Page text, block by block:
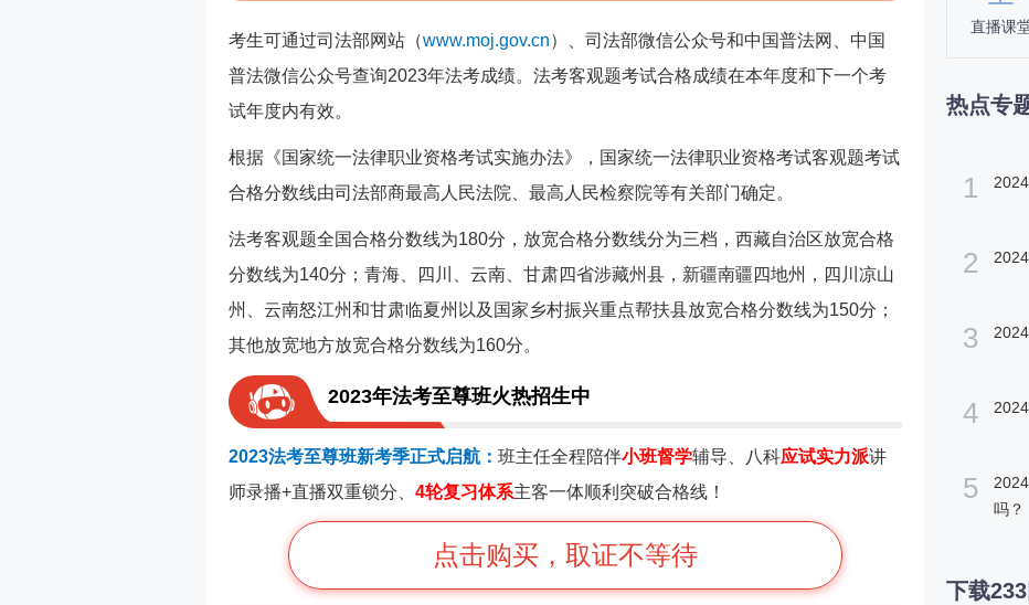
考生可通过司法部网站（www.moj.gov.cn）、司法部微信公众号和中国普法网、中国
普法微信公众号查询2023年法考成绩。法考客观题考试合格成绩在本年度和下一个考
试年度内有效。
根据《国家统一法律职业资格考试实施办法》，国家统一法律职业资格考试客观题考试
合格分数线由司法部商最高人民法院、最高人民检察院等有关部门确定。
法考客观题全国合格分数线为180分，放宽合格分数线分为三档，西藏自治区放宽合格
分数线为140分；青海、四川、云南、甘肃四省涉藏州县，新疆南疆四地州，四川凉山
州、云南怒江州和甘肃临夏州以及国家乡村振兴重点帮扶县放宽合格分数线为150分；
其他放宽地方放宽合格分数线为160分。
2023年法考至尊班火热招生中
2023法考至尊班新考季正式启航： 班主任全程陪伴小班督学辅导、八科应试实力派讲
师录播+直播双重锁分、 4轮复习体系主客一体顺利突破合格线！
点击购买，取证不等待
直播课
热点专
1
2
3
4
5
吗？
下载